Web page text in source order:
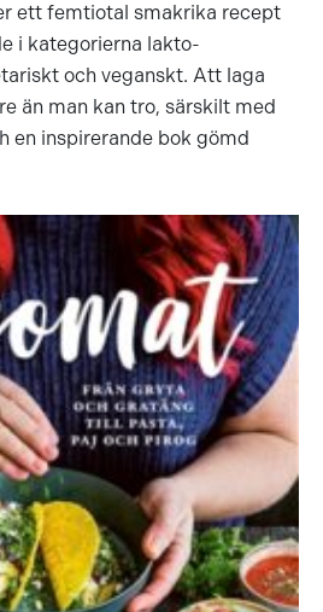
ett femtiotal smakrika recept
i kategorierna lakto-
och veganskt. Att laga
än man kan tro, särskilt med
en inspirerande bok gömd